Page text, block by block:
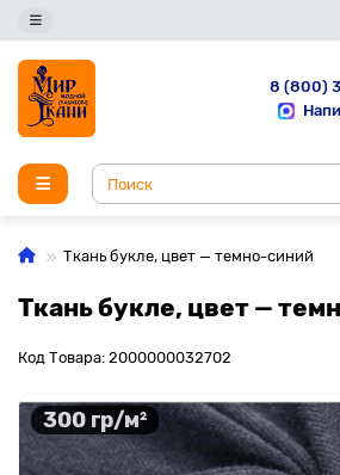
8 (800)
Ткань букле, цвет — темно-синий
Ткань букле, цвет —
Код Товара: 2000000032702
300 гр/м²